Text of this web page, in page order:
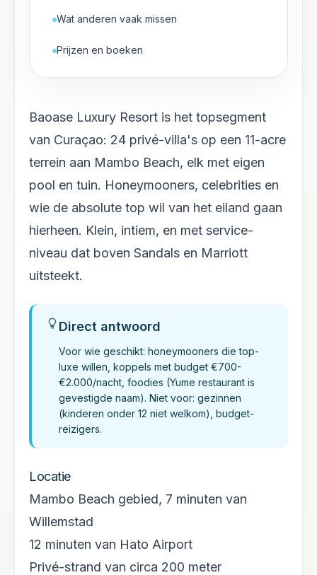
Wat anderen vaak missen
Prijzen en boeken
Baoase Luxury Resort is het topsegment
van Curaçao: 24 privé-villa's op een 11-acre
terrein aan Mambo Beach, elk met eigen
pool en tuin. Honeymooners, celebrities en
wie de absolute top wil van het eiland gaan
hierheen. Klein, intiem, en met service-
niveau dat boven Sandals en Marriott
uitsteekt.
Direct antwoord
Voor wie geschikt: honeymooners die top-
luxe willen, koppels met budget €700-
€2.000/nacht, foodies (Yume restaurant is
gevestigde naam). Niet voor: gezinnen
(kinderen onder 12 niet welkom), budget-
reizigers.
Locatie
Mambo Beach gebied, 7 minuten van
Willemstad
12 minuten van Hato Airport
Privé-strand van circa 200 meter